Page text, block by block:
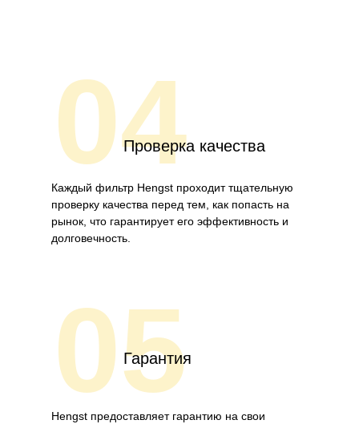
04Проверка качества
Каждый фильтр Hengst проходит тщательную
проверку качества перед тем, как попасть на
рынок, что гарантирует его эффективность и
долговечность.
05
Гарантия
Hengst предоставляет гарантию на свои